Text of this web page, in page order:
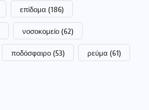
επίδομα (186)
νοσοκομείο (62)
ποδόσφαιρο (53) ρεύμα (61)